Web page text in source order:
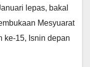
lepas, bakal
Mesyuarat
ke-15, Isnin depan